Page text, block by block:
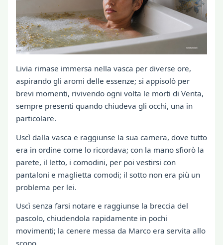
Livia rimase immersa nella vasca per diverse ore,
aspirando gli aromi delle essenze; si appisolò per
brevi momenti, rivivendo ogni volta le morti di Venta,
sempre presenti quando chiudeva gli occhi, una in
particolare.
Uscì dalla vasca e raggiunse la sua camera, dove tutto
era in ordine come lo ricordava; con la mano sfiorò la
parete, il letto, i comodini, per poi vestirsi con
pantaloni e maglietta comodi; il sotto non era più un
problema per lei.
Uscì senza farsi notare e raggiunse la breccia del
pascolo, chiudendola rapidamente in pochi
movimenti; la cenere messa da Marco era servita allo